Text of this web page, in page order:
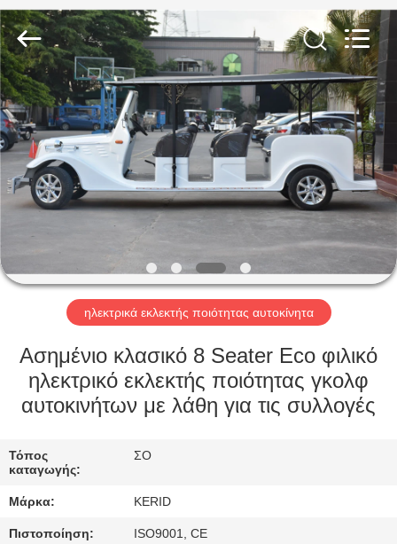
ΣΠΊΤΙ
ΠΡΟΪΌΝΤΑ
ΒΊΝΤΕΟ
ΣΧΕΤΙΚΆ
ΜΕ
ΕΜΆΣ
ΕΠΙΣΚΕΨΉ
ΕΡΓΟΣΤΑΣΊΟΥ
ΈΛΕΓΧΟΣ
ΠΟΙΌΤΗΤΑΣ
Co,Ltd.
All
Rights
Reserved.
Developed
by
ECER
ηλεκτρικά εκλεκτής ποιότητας αυτοκίνητα
Ασημένιο κλασικό 8 Seater Eco φιλικό
ηλεκτρικό εκλεκτής ποιότητας γκολφ
αυτοκινήτων με λάθη για τις συλλογές
Τόπος
καταγωγής:
ΣΟ
Μάρκα: KERID
Πιστοποίηση: ISO9001, CE